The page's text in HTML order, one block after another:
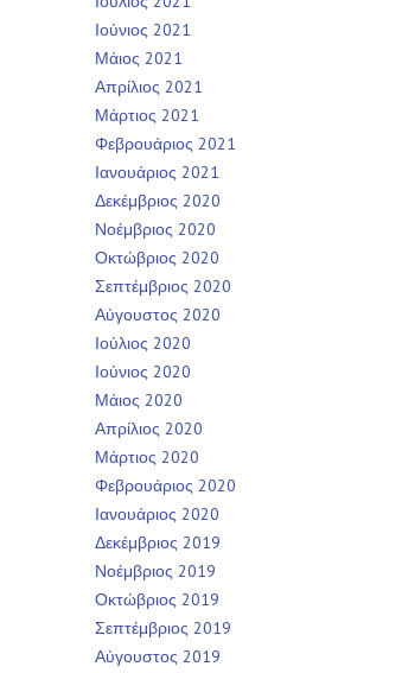
Ιούνιος 2021
Μάιος 2021
Απρίλιος 2021
Μάρτιος 2021
Φεβρουάριος 2021
Ιανουάριος 2021
Δεκέμβριος 2020
Νοέμβριος 2020
Οκτώβριος 2020
Σεπτέμβριος 2020
Αύγουστος 2020
Ιούλιος 2020
Ιούνιος 2020
Μάιος 2020
Απρίλιος 2020
Μάρτιος 2020
Φεβρουάριος 2020
Ιανουάριος 2020
Δεκέμβριος 2019
Νοέμβριος 2019
Οκτώβριος 2019
Σεπτέμβριος 2019
Αύγουστος 2019